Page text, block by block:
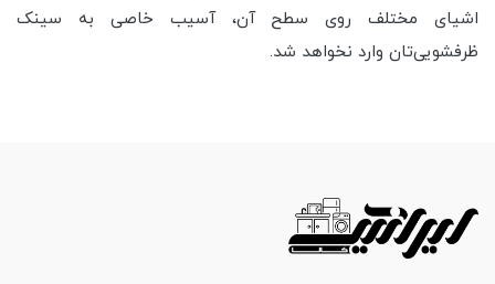
اشیای مختلف روی سطح آن، آسیب خاصی به سینک
ظرفشویی‌تان وارد نخواهد شد.